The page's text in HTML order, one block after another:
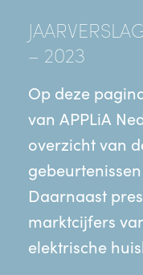
– 2023
Op deze
van APPLiA
overzicht van
Daarnaast
marktcijfers
elektrische